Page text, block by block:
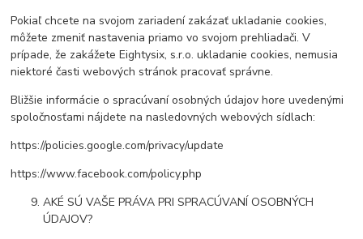
Pokiaľ chcete na svojom zariadení zakázať ukladanie cookies,
môžete zmeniť nastavenia priamo vo svojom prehliadači. V
prípade, že zakážete Eightysix, s.r.o. ukladanie cookies, nemusia
niektoré časti webových stránok pracovať správne.
Bližšie informácie o spracúvaní osobných údajov hore uvedenými
spoločnosťami nájdete na nasledovných webových sídlach:
https://policies.google.com/privacy/update
https://www.facebook.com/policy.php
AKÉ SÚ VAŠE PRÁVA PRI SPRACÚVANÍ OSOBNÝCH
ÚDAJOV?